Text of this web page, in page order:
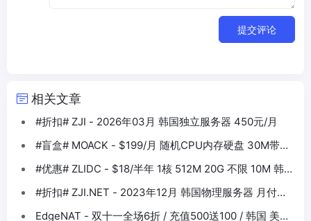
提交评论
相关文章
#折扣# ZJI - 2026年03月 韩国独立服务器 450元/月
#盲盒# MOACK - $199/月 随机CPU内存硬盘 30M带宽
#优惠# ZLIDC - $18/半年 1核 512M 20G 不限 10M 韩国
#折扣# ZJI.NET - 2023年12月 韩国物理服务器 月付
EdgeNAT - 双十一全场6折 / 充值500送100 / 韩国 美西